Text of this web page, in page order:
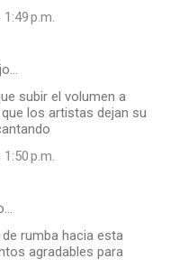
p.m.
subir el volumen a
los artistas dejan su
p.m.
rumba hacia esta
agradables para